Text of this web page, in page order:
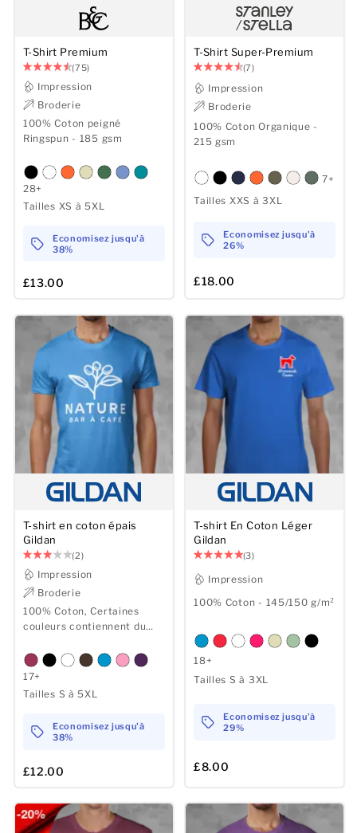
T-Shirt Premium
(75)
Impression
Broderie
100% Coton peigné
Ringspun - 185 gsm
28+
Tailles XS à 5XL
Economisez jusqu'à
38%
£13.00
T-Shirt Super-Premium
(7)
Impression
Broderie
100% Coton Organique -
215 gsm
7+
Tailles XXS à 3XL
Economisez jusqu'à
26%
£18.00
T-shirt en coton épais
Gildan
(2)
Impression
Broderie
100% Coton, Certaines
couleurs contiennent du
17+
Tailles S à 5XL
Economisez jusqu'à
38%
£12.00
T-shirt En Coton Léger
Gildan
(3)
Impression
100% Coton - 145/150 g/m²
18+
Tailles S à 3XL
Economisez jusqu'à
29%
£8.00